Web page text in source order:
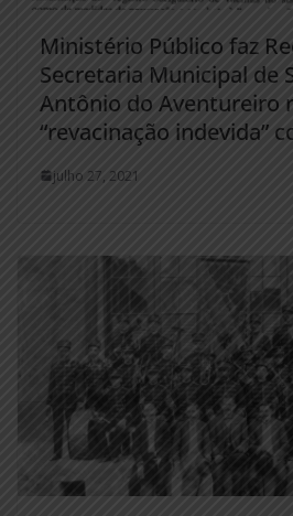
Ministério Público faz
Secretaria Municipal de
Antônio do Aventureiro
“revacinação indevida”
julho 27, 2021